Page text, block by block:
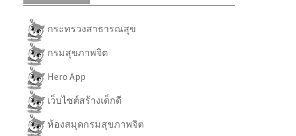
กระทรวงสาธารณสุข
กรมสุขภาพจิต
Hero App
เว็บไซต์สร้างเด็กดี
ห้องสมุดกรมสุขภาพจิต